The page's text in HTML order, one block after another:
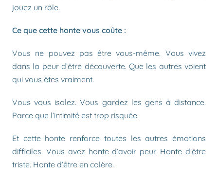
jouez un rôle.
Ce que cette honte vous coûte :
Vous ne pouvez pas être vous-même. Vous vivez
dans la peur d’être découverte. Que les autres voient
qui vous êtes vraiment.
Vous vous isolez. Vous gardez les gens à distance.
Parce que l’intimité est trop risquée.
Et cette honte renforce toutes les autres émotions
difficiles. Vous avez honte d’avoir peur. Honte d’être
triste. Honte d’être en colère.